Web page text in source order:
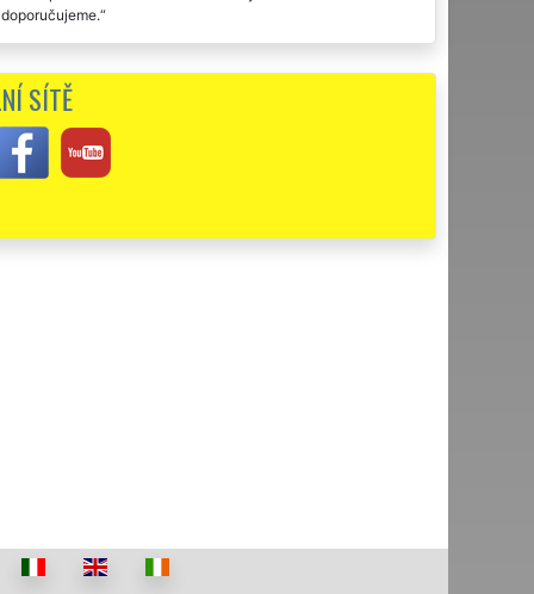
byl jsem skutečně velmi spokojen.
SÍTĚ